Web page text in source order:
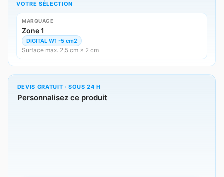
VOTRE SÉLECTION
MARQUAGE
Zone 1
DIGITAL W1 -5 cm2
Surface max. 2,5 cm × 2 cm
DEVIS GRATUIT · SOUS 24 H
Personnalisez ce produit